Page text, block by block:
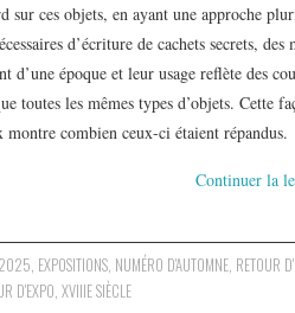
sur ces objets, en ayant une approche
d’écriture de cachets secrets,
d’une époque et leur usage reflète des
toutes les mêmes types d’objets. Cette
montre combien ceux-ci étaient répandus.
Continuer la
, EXPOSITIONS, NUMÉRO D'AUTOMNE, RETOUR
D'EXPO, XVIIIE SIÈCLE